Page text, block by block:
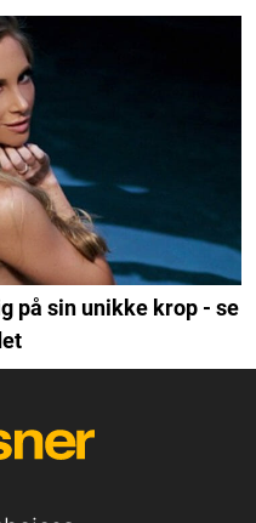
på sin unikke krop - se